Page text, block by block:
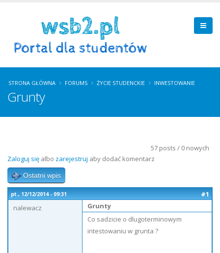
STRONA GŁÓWNA FORUMS ŻYCIE STUDENCKIE INWESTOWANIE
Grunty
57 posts / 0 nowych
Zaloguj się albo zarejestruj aby dodać komentarz
Ostatni wpis
pt., 12/12/2014 - 09:31
#1
nalewacz
Grunty
Co sadzicie o dlugoterminowym
intestowaniu w grunta ?